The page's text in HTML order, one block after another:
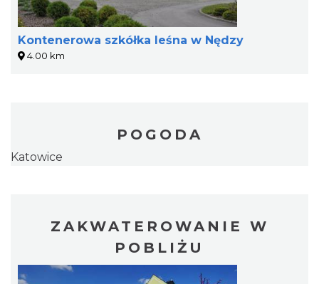
Kontenerowa szkółka leśna w Nędzy
4.00 km
POGODA
Katowice
ZAKWATEROWANIE W
POBLIŻU